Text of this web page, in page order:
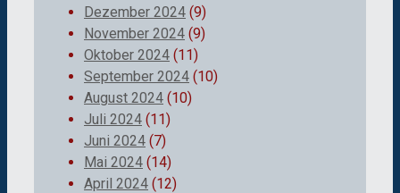
Dezember 2024 (9)
November 2024 (9)
Oktober 2024 (11)
September 2024 (10)
August 2024 (10)
Juli 2024 (11)
Juni 2024 (7)
Mai 2024 (14)
April 2024 (12)